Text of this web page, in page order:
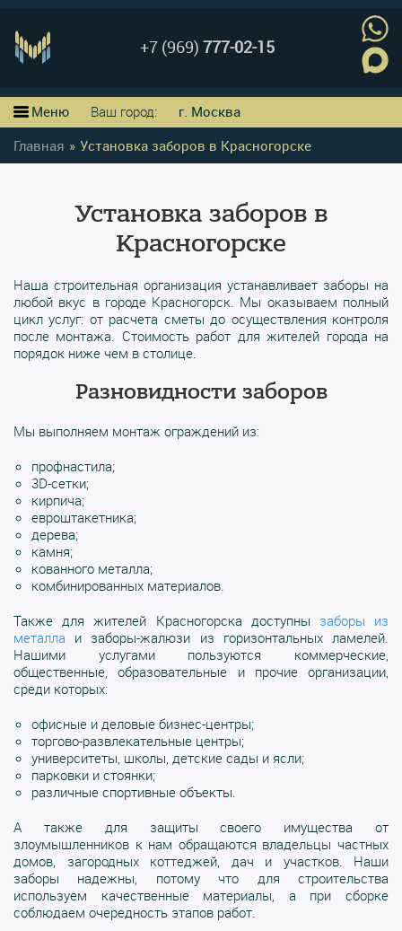
+7 (969) 777-02-15
Меню Ваш город:
г. Москва
Главная » Установка заборов в Красногорске
Установка заборов в
Красногорске
Наша строительная организация устанавливает заборы на
любой вкус в городе Красногорск. Мы оказываем полный
цикл услуг: от расчета сметы до осуществления контроля
после монтажа. Стоимость работ для жителей города на
порядок ниже чем в столице.
Разновидности заборов
Мы выполняем монтаж ограждений из:
профнастила;
3D-сетки;
кирпича;
евроштакетника;
дерева;
камня;
кованного металла;
комбинированных материалов.
Также для жителей Красногорска доступны заборы из
металла и заборы-жалюзи из горизонтальных ламелей.
Нашими услугами пользуются коммерческие,
общественные, образовательные и прочие организации,
среди которых:
офисные и деловые бизнес-центры;
торгово-развлекательные центры;
университеты, школы, детские сады и ясли;
парковки и стоянки;
различные спортивные объекты.
А также для защиты своего имущества от
злоумышленников к нам обращаются владельцы частных
домов, загородных коттеджей, дач и участков. Наши
заборы надежны, потому что для строительства
используем качественные материалы, а при сборке
соблюдаем очередность этапов работ.